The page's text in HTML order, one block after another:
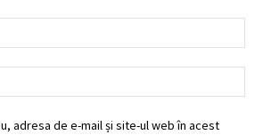
adresa de e-mail și site-ul web în acest